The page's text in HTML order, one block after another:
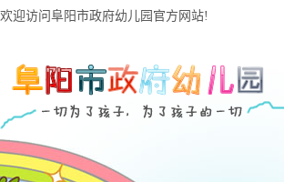
欢迎访问阜阳市政府幼儿园官方网站!